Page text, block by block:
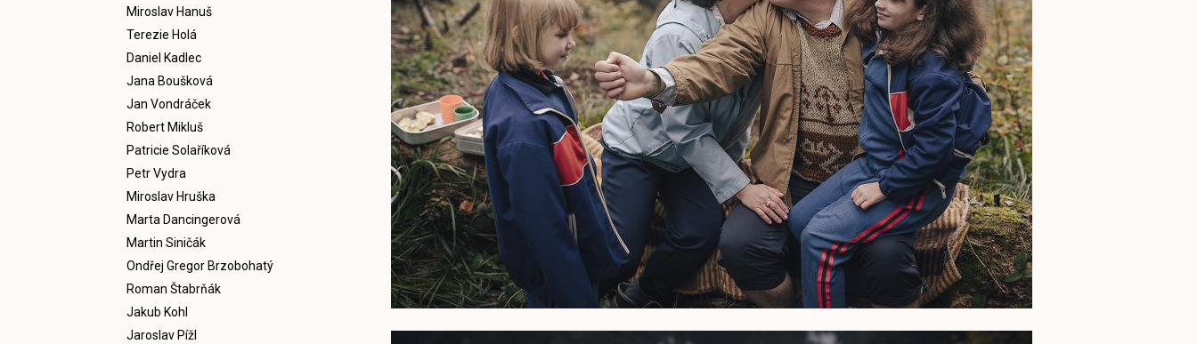
Miroslav Hanuš
Terezie Holá
Daniel Kadlec
Jana Boušková
Jan Vondráček
Robert Mikluš
Patricie Solaříková
Petr Vydra
Miroslav Hruška
Marta Dancingerová
Martin Siničák
Ondřej Gregor Brzobohatý
Roman Štabrňák
Jakub Kohl
Jaroslav Pížl